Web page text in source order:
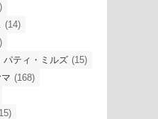
(14)
パティ・ミルズ (15)
(168)